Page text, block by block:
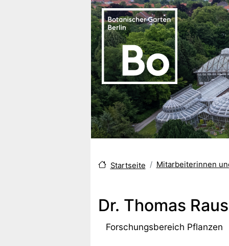
Startseite Mitarbeiterinnen
Dr. Thomas Raus
Forschungsbereich Pflanzen